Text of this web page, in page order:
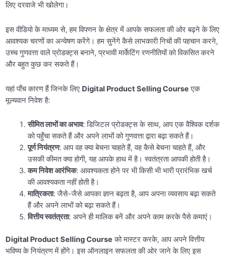
लिए दरवाजे भी खोलेगा।
इस वीडियो के माध्यम से, हम विपणन के क्षेत्र में आपके सफलता की ओर बढ़ने के लिए
आवश्यक चरणों का अन्वेषण करेंगे। हम सुनेंगे कैसे लाभकारी निचों की पहचान करने,
उच्च गुणवत्ता वाले प्रोडक्ट्स बनाने, प्रभावी मार्केटिंग रणनीतियों को विकसित करने
और बहुत कुछ कर सकते हैं।
यहां पाँच कारण हैं जिनके लिए Digital Product Selling Course एक
मूल्यवान निवेश है:
सीमित लाभों का अभाव: डिजिटल प्रोडक्ट्स के साथ, आप एक वैश्विक दर्शक
को पहुँचा सकते हैं और अपने लाभों को गुणवत्ता द्वारा बढ़ा सकते हैं।
पूर्ण नियंत्रण: आप वह क्या बेचना चाहते हैं, वह कैसे बेचना चाहते हैं, और
उसकी कीमत क्या होगी, यह आपके हाथ में है। स्वतंत्रता आपकी होती है।
कम निवेश आरंभिक: आवश्यकता होने पर भी किसी भी भारी प्रारंभिक खर्च
की आवश्यकता नहीं होती है।
मात्रिकता: जैसे-जैसे आपका ज्ञान बढ़ता है, आप अपना व्यवसाय बढ़ा सकते
हैं और अपने लाभों को बढ़ा सकते हैं।
वित्तीय स्वतंत्रता: अपने ही मालिक बनें और अपने काम करके पैसे कमाएं।
Digital Product Selling Course को मास्टर करके, आप अपने वित्तीय
भविष्य के नियंत्रण में होंगे। इस ऑनलाइन सफलता की ओर जाने के लिए इस